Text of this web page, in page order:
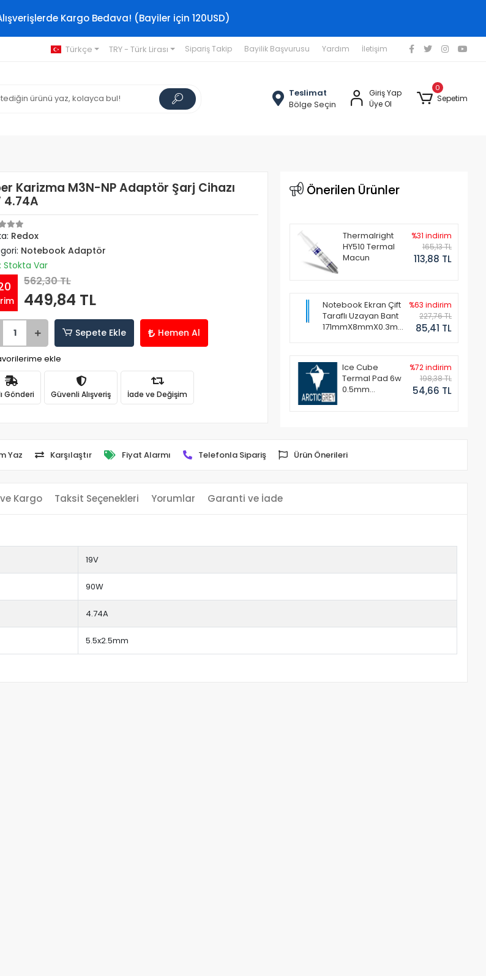
Kargo Bedava! (Bayiler için 120USD)
Türkçe TRY - Türk Lirası Sipariş Takip Bayilik Başvurusu Yardım İletişim
Teslimat
Bölge Seçin
Giriş Yap
Üye Ol
0
Sepetim
Karizma M3N-NP Adaptör Şarj Cihazı
4.74A
Redox
Notebook Adaptör
Stokta Var
562,30 TL
449,84 TL
Sepete Ekle Hemen Al
ekle
Gönderi Güvenli Alışveriş İade ve Değişim
Önerilen Ürünler
Thermalright
HY510 Termal
Macun
%31 indirim
165,13 TL
113,88 TL
Notebook Ekran Çift
Taraflı Uzayan Bant
171mmX8mmX0.3mm
%63 indirim
227,76 TL
85,41 TL
Ice Cube
Termal Pad 6w
0.5mm
%72 indirim
198,38 TL
54,66 TL
Yaz Karşılaştır Fiyat Alarmı Telefonla Sipariş Ürün Önerileri
Kargo Taksit Seçenekleri Yorumlar Garanti ve İade
19V
90W
4.74A
5.5x2.5mm